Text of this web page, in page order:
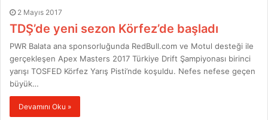
2 Mayıs 2017
TDŞ’de yeni sezon Körfez’de başladı
PWR Balata ana sponsorluğunda RedBull.com ve Motul desteği ile
gerçekleşen Apex Masters 2017 Türkiye Drift Şampiyonası birinci
yarışı TOSFED Körfez Yarış Pisti’nde koşuldu. Nefes nefese geçen
büyük…
Devamını Oku »